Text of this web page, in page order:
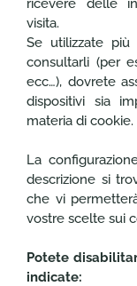
ricevere delle
visita.
Se utilizzate
consultarli (per
ecc…), dovrete
dispositivi sia
materia di cookie.
La
descrizione si
che vi
vostre scelte sui
Potete
indicate: